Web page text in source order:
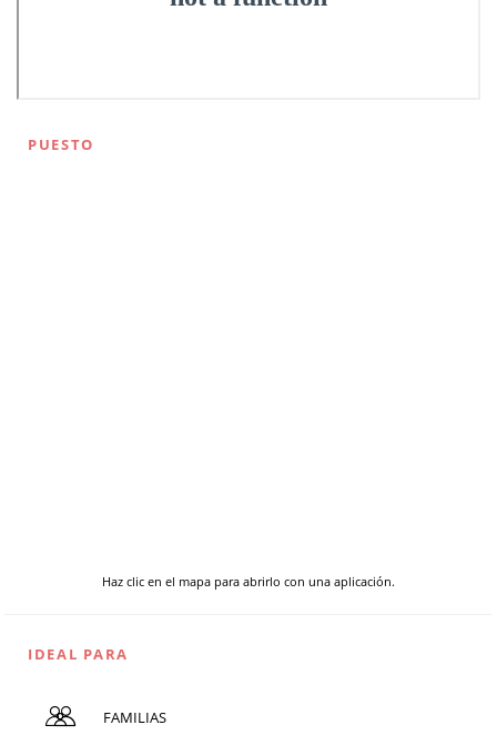
PUESTO
Haz clic en el mapa para abrirlo con una aplicación.
IDEAL PARA
FAMILIAS